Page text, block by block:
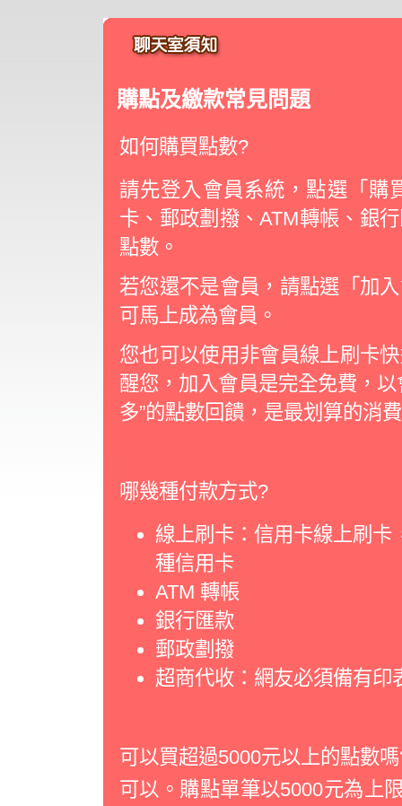
購點及繳款常見問題
如何購買點數?
請先登入會員系統，點選「購
卡、郵政劃撥、ATM轉帳、銀
點數。
若您還不是會員，請點選「加
可馬上成為會員。
您也可以使用非會員線上刷卡
醒您，加入會員是完全免費，
多”的點數回饋，是最划算的消
哪幾種付款方式?
線上刷卡：信用卡線上刷卡
種信用卡
ATM 轉帳
銀行匯款
郵政劃撥
超商代收：網友必須備有印
可以買超過5000元以上的點數
可以。購點單筆以5000元為上